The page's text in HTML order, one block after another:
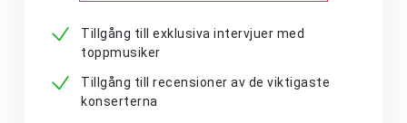
Tillgång till exklusiva intervjuer med
toppmusiker
Tillgång till recensioner av de viktigaste
konserterna